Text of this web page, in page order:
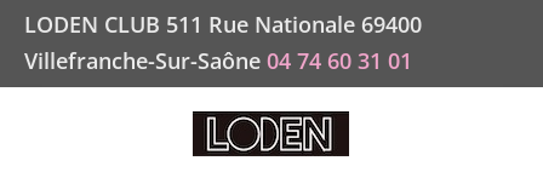
LODEN CLUB 511 Rue Nationale 69400
Villefranche-Sur-Saône 04 74 60 31 01